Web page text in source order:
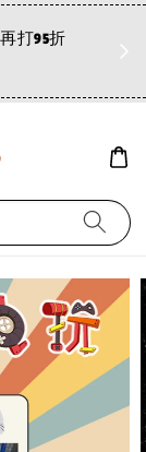
打95折